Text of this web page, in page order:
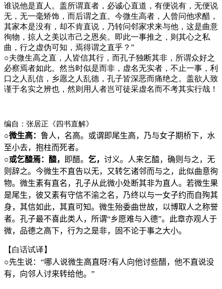
谁说他是直人。盖所谓直者，必诚心直道，有便说有，无便说
无，无一毫矫饰，而后谓之直。今微生高者，人曾问他求醋，
其家本是没有，却不肯直说，乃转问邻家求来与他，这是曲意
徇物，掠人之美以市己之恩矣。即此一事推之，则其心之私
曲，行之虚伪可知，焉得谓之直乎？”
○夫微生高之直，人皆信其行，而孔子独断其非，所谓众好之
必察焉者如此。然当时似是而非，虚名无实者，不止一事，利
口之人乱信，乡愿之人乱德，孔子皆深恶而痛绝之。盖欲人致
谨于名实之辨也，然则用人者岂可徒采虚名而不考其实行哉！
编自：张居正《四书直解》
○微生高： 鲁人，名高。或谓即尾生高，乃与女子期桥下，水
至小去，抱柱而死者。
○或乞醯焉：醯， 即醋。 乞， 讨义。人来乞醯，确则与之，无
则辞之。今微生不直告以无，又转乞诸邻而与之，此似曲意徇
物。微生素有直名，孔子从此微小处断其非为直人。若微生果
是尾生，彼又素有守信不渝之名，乃终以与一女子约而自殉其
身，其信如此，其直可知。微生殆委曲世故，以博取人之称誉
者。孔子最不喜此类人，所谓“乡愿难与入德”。此章亦观人于
微，品德之高下，行为之是非，固不论于事之大小。
【白话试译】
○先生说：“哪人说微生高直呀?有人向他讨些醋，他不直说没
有，向邻人讨来转给他。”